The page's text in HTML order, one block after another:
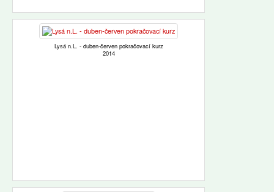
Lysá n.L. - duben-červen pokračovací kurz
2014